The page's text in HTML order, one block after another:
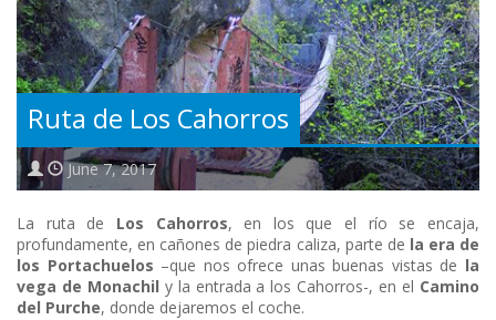
Ruta de Los Cahorros
June 7, 2017
La ruta de Los Cahorros, en los que el río se encaja,
profundamente, en cañones de piedra caliza, parte de la era de
los Portachuelos –que nos ofrece unas buenas vistas de la
vega de Monachil y la entrada a los Cahorros-, en el Camino
del Purche, donde dejaremos el coche.